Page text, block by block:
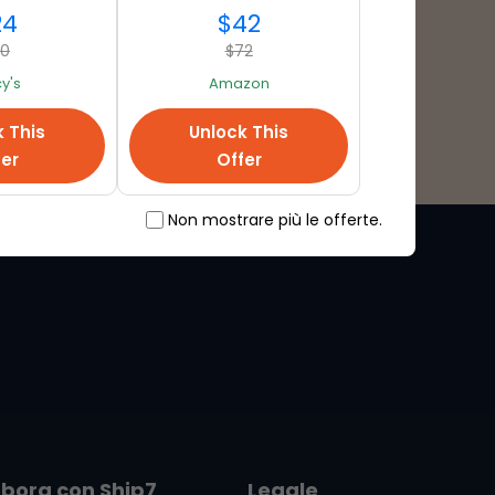
This
$42
$72
Amazon
Unlock This
Offer
Non mostrare più le offerte.